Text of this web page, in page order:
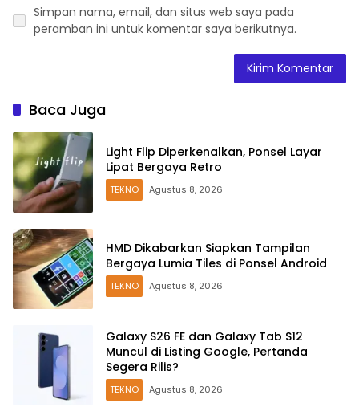
Simpan nama, email, dan situs web saya pada
peramban ini untuk komentar saya berikutnya.
Baca Juga
Light Flip Diperkenalkan, Ponsel Layar
Lipat Bergaya Retro
TEKNO Agustus 8, 2026
HMD Dikabarkan Siapkan Tampilan
Bergaya Lumia Tiles di Ponsel Android
TEKNO Agustus 8, 2026
Galaxy S26 FE dan Galaxy Tab S12
Muncul di Listing Google, Pertanda
Segera Rilis?
TEKNO Agustus 8, 2026